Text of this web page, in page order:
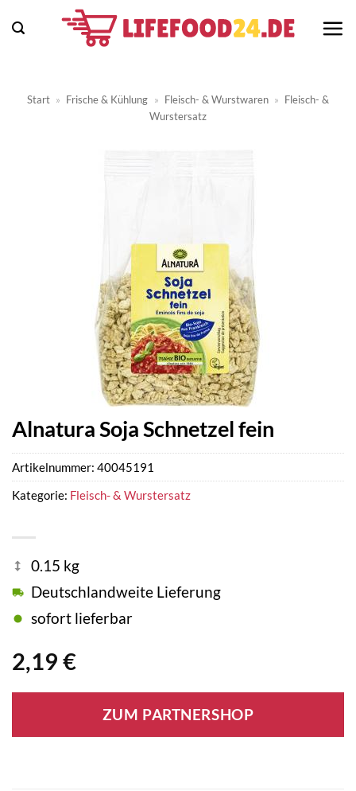
Inhalt
Start » Frische & Kühlung » Fleisch- & Wurstwaren » Fleisch- &
Wurstersatz
Alnatura Soja Schnetzel fein
2,19 €
0.15 kg
Deutschlandweite Lieferung
sofort lieferbar
ZUM PARTNERSHOP
Artikelnummer: 40045191
Kategorie: Fleisch- & Wurstersatz